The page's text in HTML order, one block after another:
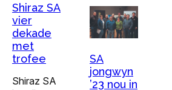
Shiraz SA
vier
dekade
met
trofee
Shiraz SA
SA
jongwyn
’23 nou in